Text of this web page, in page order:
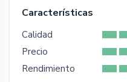
Características
Calidad
Precio
Rendimiento